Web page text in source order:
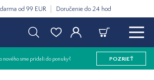
od 99 EUR Doručenie do 24 hod
nového sme pridali do ponuky? POZRIEŤ